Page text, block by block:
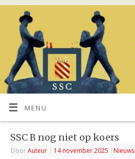
MENU
SSC B nog niet op koers
DoorAuteur | 14 november 2025 | Nieuws